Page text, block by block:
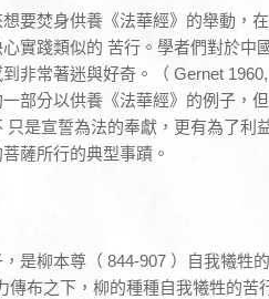
要焚身供養《法華經》的舉動，
實踐類似的 苦行。學者們對於中
非常著迷與好奇。（ Gernet
部分以供養《法華經》的例子，
是宣誓為法的奉獻，更有為了利
薩所行的典型事蹟。
是柳本尊（ 844-907 ）自我犧牲
布之下，柳的種種自我犧牲的苦